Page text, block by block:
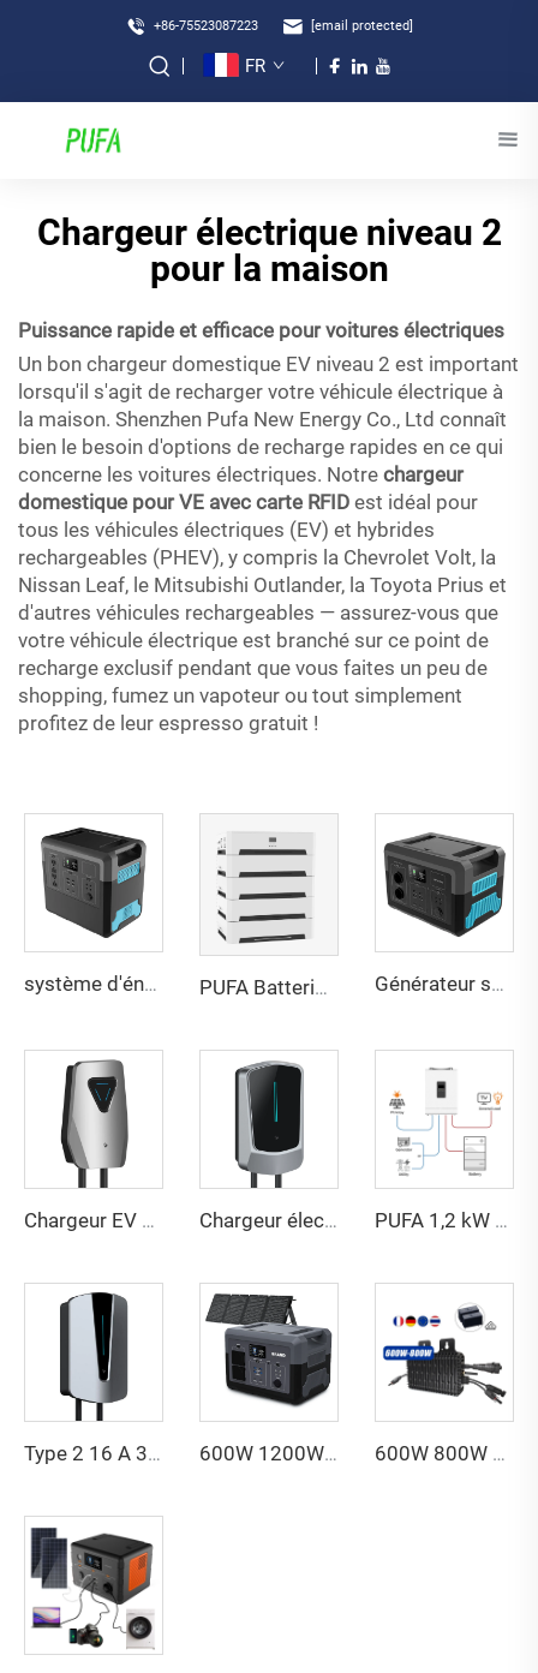
+86-75523087223 [email protected]
FR
Chargeur électrique niveau 2
pour la maison
Puissance rapide et efficace pour voitures électriques
Un bon chargeur domestique EV niveau 2 est important
lorsqu'il s'agit de recharger votre véhicule électrique à
la maison. Shenzhen Pufa New Energy Co., Ltd connaît
bien le besoin d'options de recharge rapides en ce qui
concerne les voitures électriques. Notre chargeur
domestique pour VE avec carte RFID est idéal pour
tous les véhicules électriques (EV) et hybrides
rechargeables (PHEV), y compris la Chevrolet Volt, la
Nissan Leaf, le Mitsubishi Outlander, la Toyota Prius et
d'autres véhicules rechargeables — assurez-vous que
votre véhicule électrique est branché sur ce point de
recharge exclusif pendant que vous faites un peu de
shopping, fumez un vapoteur ou tout simplement
profitez de leur espresso gratuit !
système d'énergie de batterie Lifepo4 portable d'appoint pour camping en plein air 1500w 2400w Station d'énergie solaire portable PUFA Batterie lithium-ion solaire 51,2v 100ah Système de stockage d'énergie domestique 10kwh 20kwh Système de stockage d'énergie solaire domestique Générateur solaire domestique 110v 220v Station d'énergie pour camping 5000w 3000w 2400w 1500w 600w 500w 300w Station d'énergie portable
Chargeur EV 7 kW 11 kW 22 kW à chargement rapide, meilleur prix, contrôle par application pour voitures électriques Chargeur électrique EV AC Ocpp intelligent à pile unique OEM ODM PUFA 1,2 kW 3,6 kW 5 kW Onduleur Solaire Hybride Sinus Pur 12 V 24 V 48 V Onduleur Hors Réseau pour Système Solaire
Type 2 16 A 32 A 7 kW 11 kW 22 kW Chargeur pour Véhicule Électrique Affichage Écran Courant Réglable Wallbox Chargeur pour Voiture 600W 1200W 1800W 2400W 3000W 5000W Onduleur Groupe électrogène Solaire Batterie Lithium Lifepo4 Station d'alimentation portable avec panneaux solaires 600W 800W 1200W Micro-onduleur HM-1200 pour usage domestique raccordé au réseau Onduleur solaire pour usage domestique Énergie solaire